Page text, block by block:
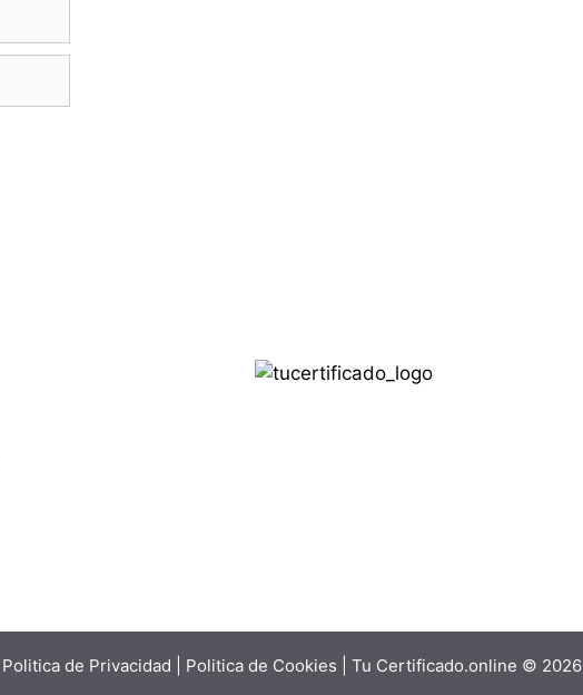
Politica de Privacidad Politica de Cookies | Tu Certificado.online © 2026